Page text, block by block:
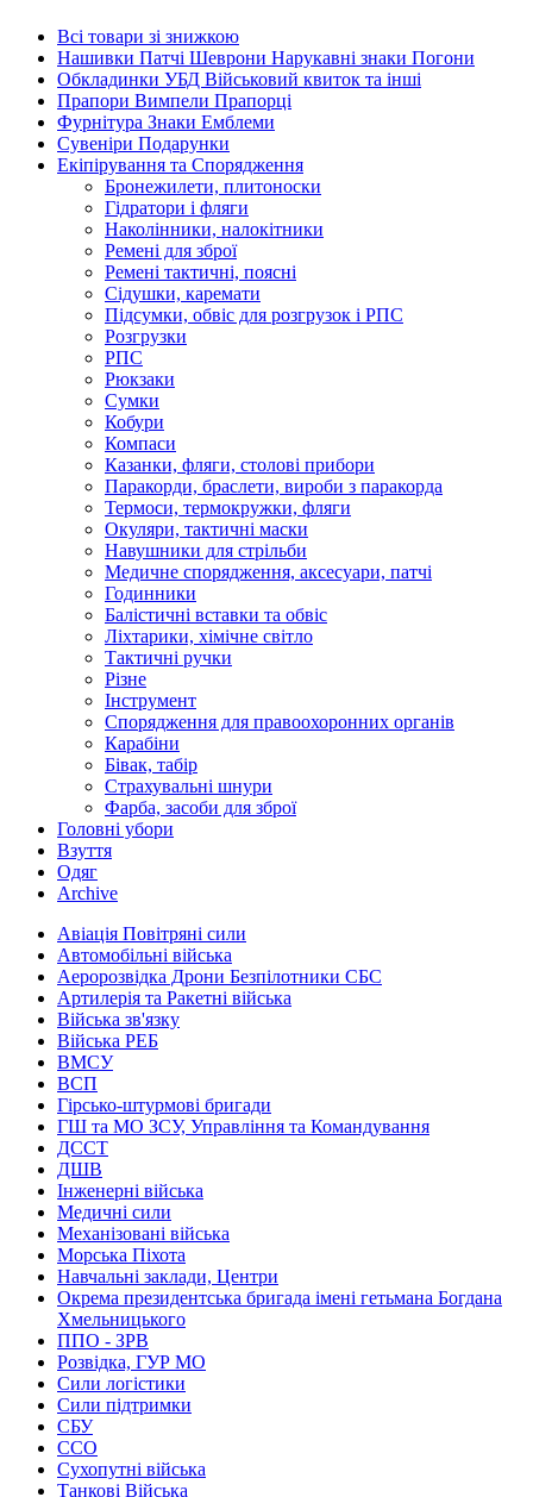
Всі товари зі знижкою
Нашивки Патчі Шеврони Нарукавні знаки Погони
Обкладинки УБД Військовий квиток та інші
Прапори Вимпели Прапорці
Фурнітура Знаки Емблеми
Сувеніри Подарунки
Екіпірування та Спорядження
Бронежилети, плитоноски
Гідратори і фляги
Наколінники, налокітники
Ремені для зброї
Ремені тактичні, поясні
Сідушки, каремати
Підсумки, обвіс для розгрузок і РПС
Розгрузки
РПС
Рюкзаки
Сумки
Кобури
Компаси
Казанки, фляги, столові прибори
Паракорди, браслети, вироби з паракорда
Термоси, термокружки, фляги
Окуляри, тактичні маски
Навушники для стрільби
Медичне спорядження, аксесуари, патчі
Годинники
Балістичні вставки та обвіс
Ліхтарики, хімічне світло
Тактичні ручки
Різне
Інструмент
Спорядження для правоохоронних органів
Карабіни
Бівак, табір
Страхувальні шнури
Фарба, засоби для зброї
Головні убори
Взуття
Одяг
Archive
Авіація Повітряні сили
Автомобільні війська
Аеророзвідка Дрони Безпілотники СБС
Артилерія та Ракетні війська
Війська зв'язку
Війська РЕБ
ВМСУ
ВСП
Гірсько-штурмові бригади
ГШ та МО ЗСУ, Управління та Командування
ДССТ
ДШВ
Інженерні війська
Медичні сили
Механізовані війська
Морська Піхота
Навчальні заклади, Центри
Окрема президентська бригада імені гетьмана Богдана
Хмельницького
ППО - ЗРВ
Розвідка, ГУР МО
Сили логістики
Сили підтримки
СБУ
ССО
Сухопутні війська
Танкові Війська